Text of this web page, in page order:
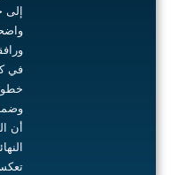
إلى
في
أن